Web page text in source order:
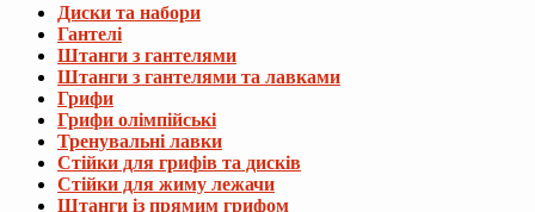
Диски та набори
Гантелі
Штанги з гантелями
Штанги з гантелями та лавками
Грифи
Грифи олімпійські
Тренувальні лавки
Стійки для грифів та дисків
Стійки для жиму лежачи
Штанги із прямим грифом